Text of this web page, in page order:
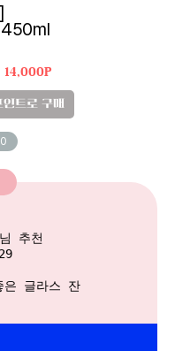
450ml
14,000P
인트로 구매
추천
은 글라스 잔